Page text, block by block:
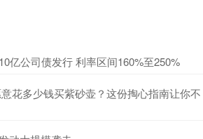
亿公司债发行 利率区间160%至250%
花多少钱买紫砂壶？这份掏心指南让你不